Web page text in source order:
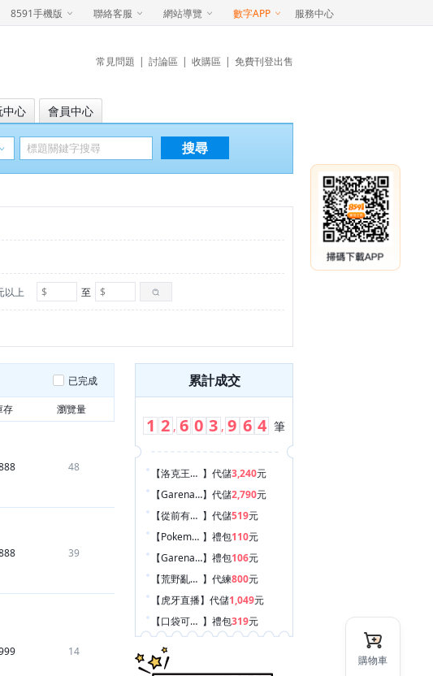
8591手機版 聯絡客服 網站導覽 數字APP 服務中心
常見問題 | 討論區 | 收購區 | 免費刊登出售
中心 會員中心
搜尋
以上 至
已完成
存 瀏覽量
48
39
14
累計成交
1 2 , 6 0 3 , 9 6 4 筆
【洛克王國：世界 】 代儲3,240元
【Garena 決勝時刻 Mobile】 代儲2,790元
【從前有條街 】 代儲519元
【Pokemon GO 】 禮包110元
【Garena 傳說對決】 禮包106元
【荒野亂鬥 Brawl Stars 】 代練800元
【虎牙直播】 代儲1,049元
【口袋可可雙子物語 】 禮包319元
購物車